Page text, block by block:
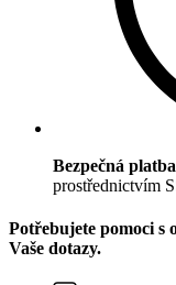
Bezpečná platba
prostřednictvím
Potřebujete pomoci s
Vaše dotazy.